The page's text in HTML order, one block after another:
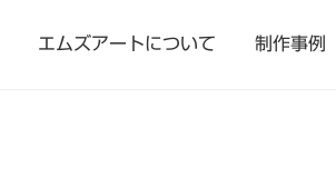
エムズアートについて 制作事例